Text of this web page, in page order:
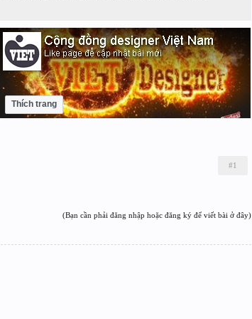
Thích trang
#1
(Bạn cần phải đăng nhập hoặc đăng ký để viết bài ở đây)